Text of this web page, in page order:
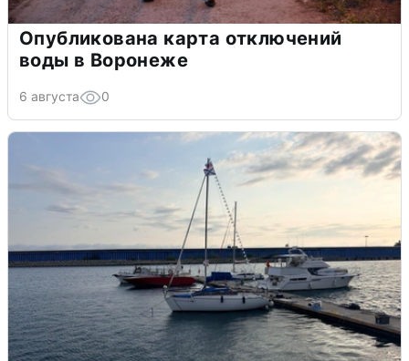
Опубликована карта отключений
воды в Воронеже
6 августа 0